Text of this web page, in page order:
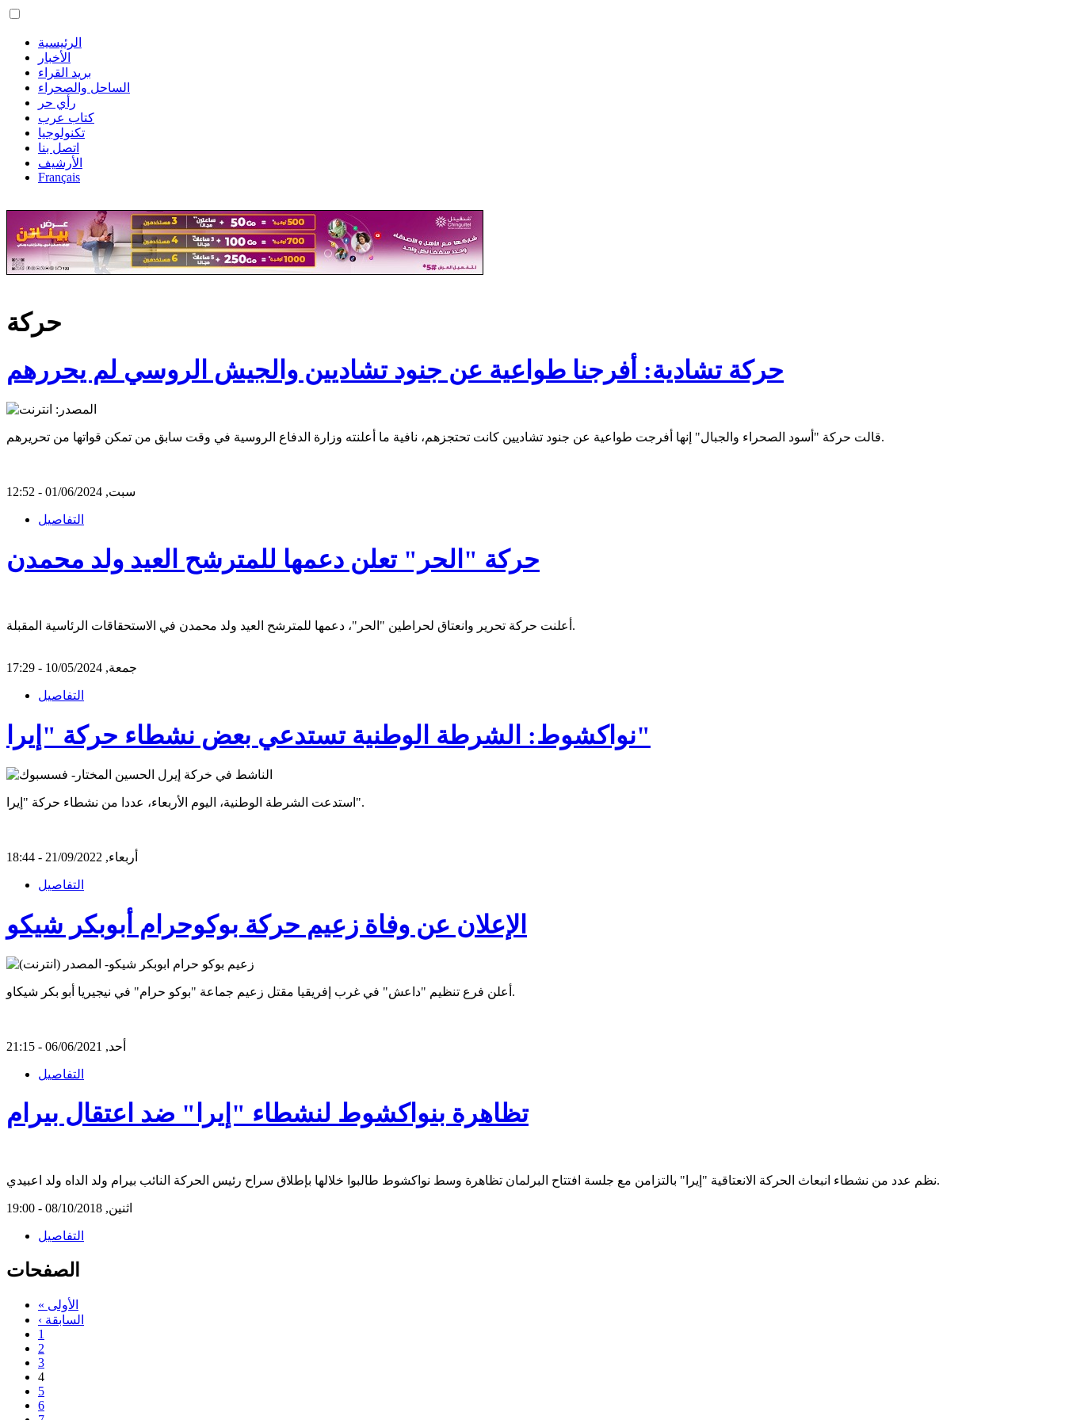
الرئيسية
الأخبار
بريد القراء
الساحل والصحراء
رأي حر
كتاب عرب
تكنولوجيا
اتصل بنا
الأرشيف
Français
حركة
حركة تشادية: أفرجنا طواعية عن جنود تشاديين والجيش الروسي لم يحررهم
قالت حركة "أسود الصحراء والجبال" إنها أفرجت طواعية عن جنود تشاديين كانت تحتجزهم، نافية ما أعلنته وزارة الدفاع الروسية في وقت سابق من تمكن قواتها من تحريرهم.
سبت, 01/06/2024 - 12:52
التفاصيل
حركة "الحر" تعلن دعمها للمترشح العيد ولد محمدن
أعلنت حركة تحرير وانعتاق لحراطين "الحر"، دعمها للمترشح العيد ولد محمدن في الاستحقاقات الرئاسية المقبلة.
جمعة, 10/05/2024 - 17:29
التفاصيل
نواكشوط: الشرطة الوطنية تستدعي بعض نشطاء حركة "إيرا"
استدعت الشرطة الوطنية، اليوم الأربعاء، عددا من نشطاء حركة "إيرا".
أربعاء, 21/09/2022 - 18:44
التفاصيل
الإعلان عن وفاة زعيم حركة بوكوحرام أبوبكر شيكو
أعلن فرع تنظيم "داعش" في غرب إفريقيا مقتل زعيم جماعة "بوكو حرام" في نيجيريا أبو بكر شيكاو.
أحد, 06/06/2021 - 21:15
التفاصيل
تظاهرة بنواكشوط لنشطاء "إيرا" ضد اعتقال بيرام
نظم عدد من نشطاء انبعاث الحركة الانعتاقية "إيرا" بالتزامن مع جلسة افتتاح البرلمان تظاهرة وسط نواكشوط طالبوا خلالها بإطلاق سراح رئيس الحركة النائب بيرام ولد الداه ولد اعبيدي.
اثنين, 08/10/2018 - 19:00
التفاصيل
الصفحات
« الأولى
‹ السابقة
1
2
3
4
5
6